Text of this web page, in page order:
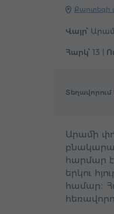
Քարտեզի
Վայր՝
Հարկ՝ 13 |
Տեղավորում
Արամի
հարմար
երկու
համար։